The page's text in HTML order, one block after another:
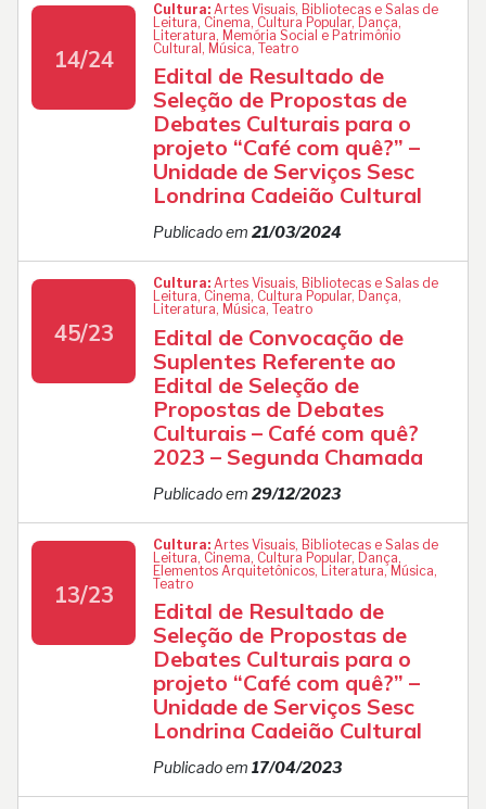
14/24
Cultura: Artes Visuais, Bibliotecas e Salas de
Leitura, Cinema, Cultura Popular, Dança,
Literatura, Memória Social e Patrimônio
Cultural, Música, Teatro
Edital de Resultado de
Seleção de Propostas de
Debates Culturais para o
projeto “Café com quê?” –
Unidade de Serviços Sesc
Londrina Cadeião Cultural
Publicado em 21/03/2024
45/23
Cultura: Artes Visuais, Bibliotecas e Salas de
Leitura, Cinema, Cultura Popular, Dança,
Literatura, Música, Teatro
Edital de Convocação de
Suplentes Referente ao
Edital de Seleção de
Propostas de Debates
Culturais – Café com quê?
2023 – Segunda Chamada
Publicado em 29/12/2023
13/23
Cultura: Artes Visuais, Bibliotecas e Salas de
Leitura, Cinema, Cultura Popular, Dança,
Elementos Arquitetônicos, Literatura, Música,
Teatro
Edital de Resultado de
Seleção de Propostas de
Debates Culturais para o
projeto “Café com quê?” –
Unidade de Serviços Sesc
Londrina Cadeião Cultural
Publicado em 17/04/2023